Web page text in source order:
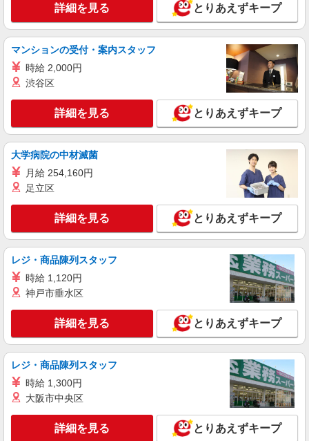
1550円/介護福祉士1550円〜1600円 ※資格や経験
埼玉県川越市
キープ 詳細を見る
派遣社員
株式会社トラストグロース 新宿本社 第3営業部
介護老人保健施設での夜専介護士
時給：無資格1400円〜 初任者研修1500
円〜 介護福祉士1650円〜 ※資格や経験などに
よる
詳細を見る
株式会社トラストグロース 新宿本社 第3営業部
介護付き有料老人ホームでの夜専介護士
1夜勤：27550円〜31350円 ※資格や経験など
キープ 詳細を見る
派遣社員
株式会社kotrio /●SI-H-2101373
本川越駅◎負担少なめの障がい者支援員★社会
時給1600円〜2250円 ＜日払い有/週払い有/交
通費全支給(ガソリン代含む)＞
詳細を見る とりあえずキープ
マンションの受付・案内スタッフ
時給 2,000円
渋谷区
詳細を見る とりあえずキープ
大学病院の中材滅菌
月給 254,160円
足立区
詳細を見る とりあえずキープ
レジ・商品陳列スタッフ
時給 1,120円
神戸市垂水区
詳細を見る とりあえずキープ
レジ・商品陳列スタッフ
時給 1,300円
大阪市中央区
詳細を見る とりあえずキープ